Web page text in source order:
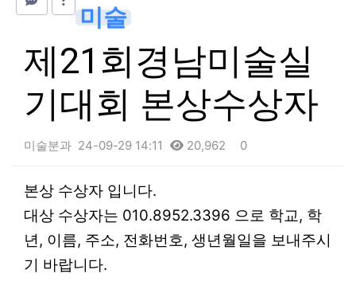
미술
제21회경남미술실
기대회 본상수상자
미술분과 24-09-29 14:11 20,962 0
본문
본상 수상자 입니다.
대상 수상자는 010.8952.3396 으로 학교, 학
년, 이름, 주소, 전화번호, 생년월일을 보내주시
기 바랍니다.